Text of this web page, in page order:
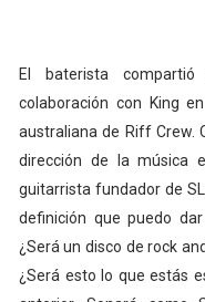
El baterista
colaboración con King
australiana de Riff Crew.
dirección de la música
guitarrista fundador de
definición que puedo
¿Será un disco de rock
¿Será esto lo que estás